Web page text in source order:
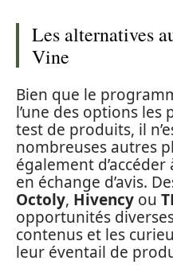
Les alternatives
Vine
Bien que le
l’une des options les
test de produits, il
nombreuses autres
également
en échange d’avis.
Octoly, Hivency ou
opportunités
contenus et les
leur éventail de